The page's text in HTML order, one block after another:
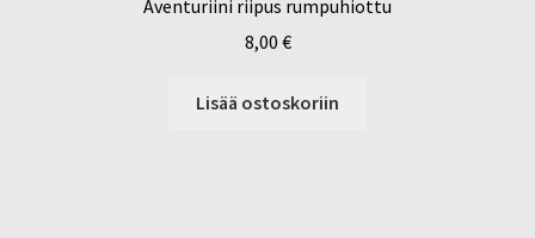
Aventuriini riipus rumpuhiottu
8,00 €
Lisää ostoskoriin